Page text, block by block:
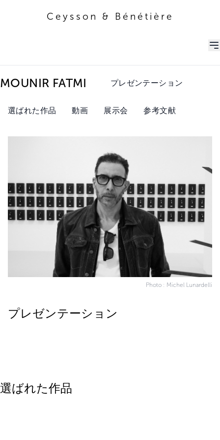
Ceysson & Bénétière
MOUNIR FATMI プレゼンテーション
選ばれた作品 動画 展示会 参考文献
Photo : Michel Lunardelli
プレゼンテーション
選ばれた作品